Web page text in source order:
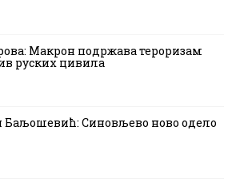
Макрон подржава тероризам
руских цивила
Баљошевић: Синовљево ново одело